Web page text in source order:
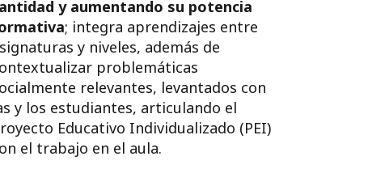
y aumentando su potencia
; integra aprendizajes entre
y niveles, además de
problemáticas
relevantes, levantados con
y los estudiantes, articulando el
Educativo Individualizado (PEI)
el trabajo en el aula.